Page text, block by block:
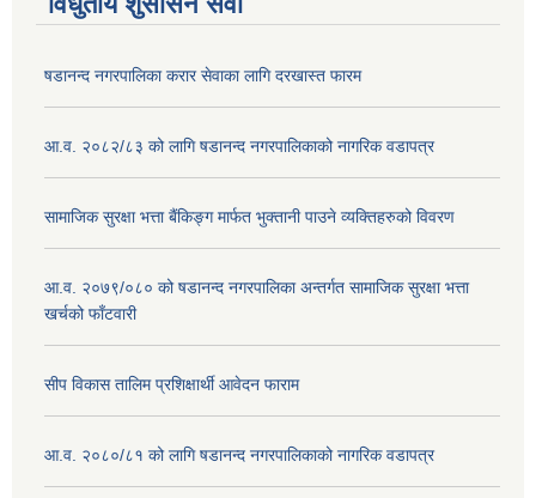
षडानन्द नगरपालिका करार सेवाका लागि दरखास्त फारम
आ.व. २०८२/८३ को लागि षडानन्द नगरपालिकाको नागरिक वडापत्र
सामाजिक सुरक्षा भत्ता बैंकिङ्ग मार्फत भुक्तानी पाउने व्यक्तिहरुको विवरण
आ.व. २०७९/०८० को षडानन्द नगरपालिका अन्तर्गत सामाजिक सुरक्षा भत्ता
खर्चको फाँटवारी
सीप विकास तालिम प्रशिक्षार्थी आवेदन फाराम
आ.व. २०८०/८१ को लागि षडानन्द नगरपालिकाको नागरिक वडापत्र